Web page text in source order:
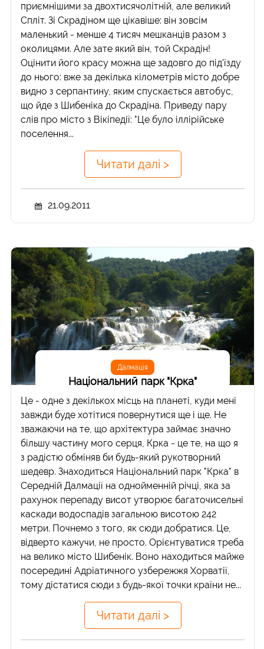
приємнішими за двохтисячолітній, але великий
Спліт. Зі Скрадіном ще цікавіше: він зовсім
маленький - менше 4 тисяч мешканців разом з
околицями. Але зате який він, той Скрадін!
Оцінити його красу можна ще задовго до під'їзду
до нього: вже за декілька кілометрів місто добре
видно з серпантину, яким спускається автобус,
що йде з Шибеніка до Скрадіна. Приведу пару
слів про місто з Вікіпедії: "Це було іллірійське
поселення...
Читати далі >
21.09.2011
Далмація
Національний парк "Крка"
Це - одне з декількох місць на планеті, куди мені
завжди буде хотітися повернутися ще і ще. Не
зважаючи на те, що архітектура займає значно
більшу частину мого серця, Крка - це те, на що я
з радістю обміняв би будь-який рукотворний
шедевр. Знаходиться Національний парк "Крка" в
Середній Далмації на однойменній річці, яка за
рахунок перепаду висот утворює багаточисельні
каскади водоспадів загальною висотою 242
метри. Почнемо з того, як сюди добратися. Це,
відверто кажучи, не просто. Орієнтуватися треба
на велико місто Шибенік. Воно находиться майже
посередині Адріатичного узбережжя Хорватії,
тому дістатися сюди з будь-якої точки країни не...
Читати далі >